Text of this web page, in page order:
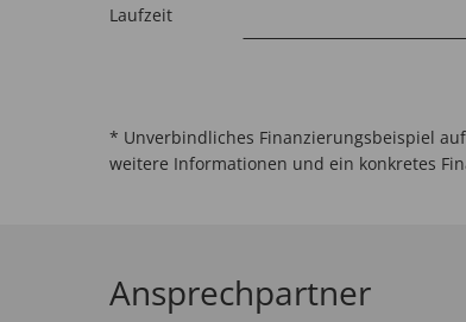
Laufzeit
* Unverbindliches Finanzierungsbeispiel
weitere Informationen und ein konkretes
Ansprechpartner